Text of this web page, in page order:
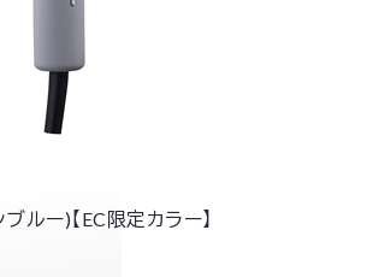
ルー)【EC限定カラー】